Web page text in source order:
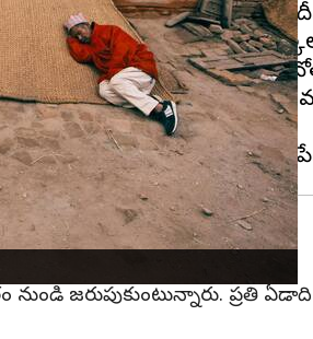
ప్రతీ ఏడాది అక్టోబర్ 17వ
వల్ల వారి ప్రాథమిక
ప్రతీ ఏడాది పేదరిక నిర్మూలన
ప్రపంచ జనాభాలో
మొదలు
నుండి జరుపుకుంటున్నారు. ప్రతి